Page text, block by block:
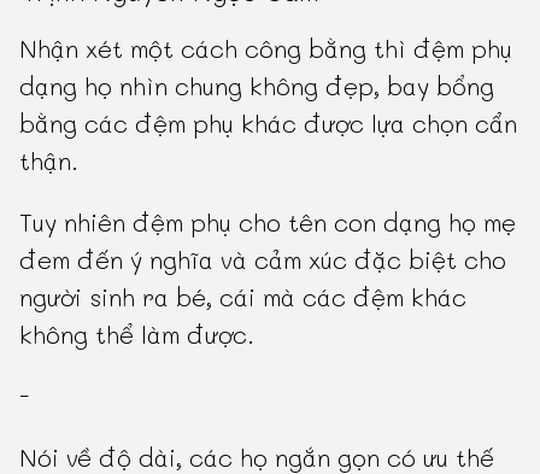
Nhận xét một cách công bằng thì đệm phụ
dạng họ nhìn chung không đẹp, bay bổng
bằng các đệm phụ khác được lựa chọn cẩn
thận.
Tuy nhiên đệm phụ cho tên con dạng họ mẹ
đem đến ý nghĩa và cảm xúc đặc biệt cho
người sinh ra bé, cái mà các đệm khác
không thể làm được.
-
Nói về độ dài, các họ ngắn gọn có ưu thế